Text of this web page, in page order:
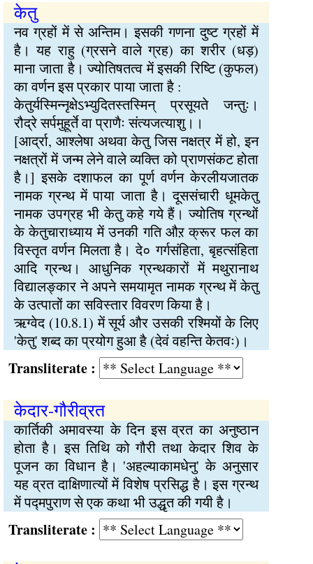
केतु
नव ग्रहों में से अन्तिम। इसकी गणना दुष्ट ग्रहों में
है। यह राहु (ग्रसने वाले ग्रह) का शरीर (धड़)
माना जाता है। ज्योतिषतत्व में इसकी रिष्टि (कुफल)
का वर्णन इस प्रकार पाया जाता है :
केतुर्यस्मिन्नृक्षेऽभ्युदितस्तस्मिन् प्रसूयते जन्तुः।
रौद्रे सर्पमुहूर्ते वा प्राणैः संत्यजत्याशु।।
[आर्द्रा, आश्लेषा अथवा केतु जिस नक्षत्र में हो, इन
नक्षत्रों में जन्म लेने वाले व्यक्ति को प्राणसंकट होता
है।] इसके दशाफल का पूर्ण वर्णन केरलीयजातक
नामक ग्रन्थ में पाया जाता है। दूससंचारी धूमकेतु
नामक उपग्रह भी केतु कहे गये हैं। ज्योतिष ग्रन्थों
के केतुचाराध्याय में उनकी गति औऱ क्रूर फल का
विस्तृत वर्णन मिलता है। दे० गर्गसंहिता, बृहत्संहिता
आदि ग्रन्थ। आधुनिक ग्रन्थकारों में मथुरानाथ
विद्यालङ्कार ने अपने समयामृत नामक ग्रन्थ में केतु
के उत्पातों का सविस्तार विवरण किया है।
ऋग्वेद (10.8.1) में सूर्य और उसकी रश्मियों के लिए
'केतु' शब्द का प्रयोग हुआ है (देवं वहन्ति केतवः)।
:
केदार-गौरीव्रत
कार्तिकी अमावस्या के दिन इस व्रत का अनुष्ठान
होता है। इस तिथि को गौरी तथा केदार शिव के
पूजन का विधान है। 'अहल्याकामधेनु' के अनुसार
यह व्रत दाक्षिणात्यों में विशेष प्रसिद्ध है। इस ग्रन्थ
में पद्मपुराण से एक कथा भी उद्धृत की गयी है।
: